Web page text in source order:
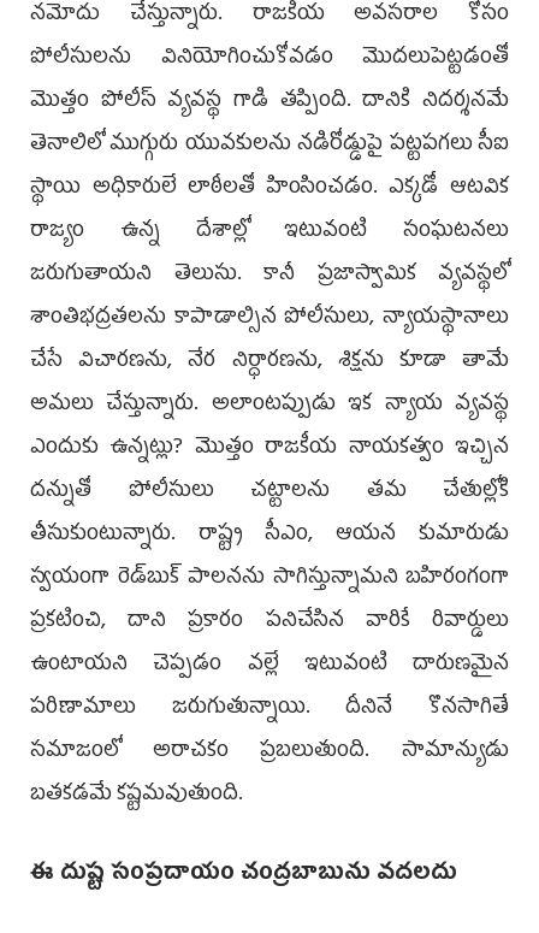
నమోదు చేస్తున్నారు. రాజకీయ అవసరాల కోసం
పోలీసులను వినియోగించుకోవడం మొదలుపెట్టడంతో
మొత్తం పోలీస్ వ్యవస్థ గాడి తప్పింది. దానికి నిదర్శనమే
తెనాలిలో ముగ్గురు యువకులను నడిరోడ్డుపై పట్టపగలు సీఐ
స్థాయి అధికారులే లాఠీలతో హింసించడం. ఎక్కడో ఆటవిక
రాజ్యం ఉన్న దేశాల్లో ఇటువంటి సంఘటనలు
జరుగుతాయని తెలుసు. కానీ ప్రజాస్వామిక వ్యవస్థలో
శాంతిభద్రతలను కాపాడాల్సిన పోలీసులు, న్యాయస్థానాలు
చేసే విచారణను, నేర నిర్ధారణను, శిక్షను కూడా తామే
అమలు చేస్తున్నారు. అలాంటప్పుడు ఇక న్యాయ వ్యవస్థ
ఎందుకు ఉన్నట్లు? మొత్తం రాజకీయ నాయకత్వం ఇచ్చిన
దన్నుతో పోలీసులు చట్టాలను తమ చేతుల్లోకి
తీసుకుంటున్నారు. రాష్ట్ర సీఎం, ఆయన కుమారుడు
స్వయంగా రెడ్‌బుక్ పాలనను సాగిస్తున్నామని బహిరంగంగా
ప్రకటించి, దాని ప్రకారం పనిచేసిన వారికే రివార్డులు
ఉంటాయని చెప్పడం వల్లే ఇటువంటి దారుణమైన
పరిణామాలు జరుగుతున్నాయి. దీనినే కొనసాగితే
సమాజంలో అరాచకం ప్రబలుతుంది. సామాన్యుడు
బతకడమే కష్టమవుతుంది.
ఈ దుష్ట సంప్రదాయం చంద్రబాబును వదలదు